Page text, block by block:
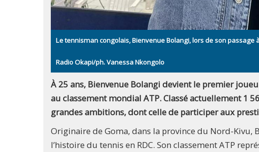
Le tennisman congolais, Bienvenue Bolangi, lors de son passage
Radio Okapi/ph. Vanessa Nkongolo
À 25 ans, Bienvenue Bolangi devient le premier
au classement mondial ATP. Classé actuellement 1
grandes ambitions, dont celle de participer aux
Originaire de Goma, dans la province du Nord-
l’histoire du tennis en RDC. Son classement ATP